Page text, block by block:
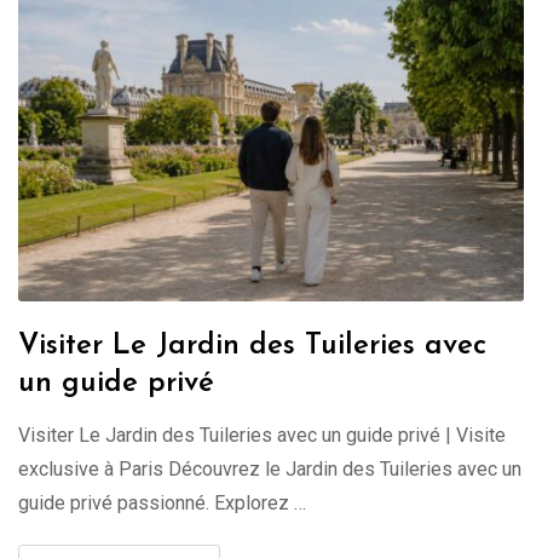
Visiter Le Jardin des Tuileries avec
un guide privé
Visiter Le Jardin des Tuileries avec un guide privé | Visite
exclusive à Paris Découvrez le Jardin des Tuileries avec un
guide privé passionné. Explorez …